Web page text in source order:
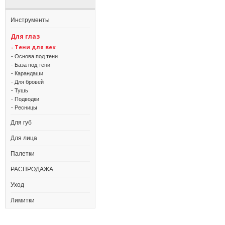
Инструменты
Для глаз
- Тени для век
- Основа под тени
- База под тени
- Карандаши
- Для бровей
- Тушь
- Подводки
- Ресницы
Для губ
Для лица
Палетки
РАСПРОДАЖА
Уход
Лимитки